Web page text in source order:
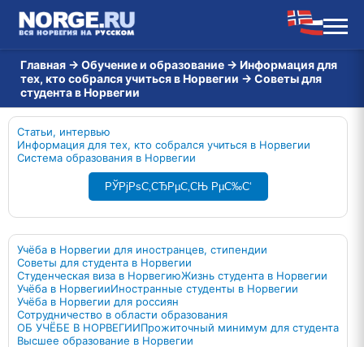
Главная → Обучение и образование → Информация для
тех, кто собрался учиться в Норвегии → Советы для
студента в Норвегии
Статьи, интервью
Информация для тех, кто собрался учиться в Норвегии
Система образования в Норвегии
РЎРјРѕС‚СЂРµС‚СЊ РµС‰С‘
Учёба в Норвегии для иностранцев, стипендии
Советы для студента в Норвегии
Студенческая виза в НорвегиюЖизнь студента в Норвегии
Учёба в НорвегииИностранные студенты в Норвегии
Учёба в Норвегии для россиян
Сотрудничество в области образования
ОБ УЧЁБЕ В НОРВЕГИИПрожиточный минимум для студента
Высшее образование в Норвегии